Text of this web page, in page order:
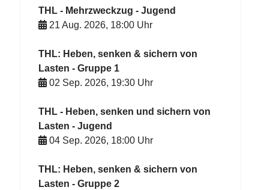
THL - Mehrzweckzug - Jugend
21 Aug. 2026, 18:00 Uhr
THL: Heben, senken & sichern von
Lasten - Gruppe 1
02 Sep. 2026, 19:30 Uhr
THL - Heben, senken und sichern von
Lasten - Jugend
04 Sep. 2026, 18:00 Uhr
THL: Heben, senken & sichern von
Lasten - Gruppe 2